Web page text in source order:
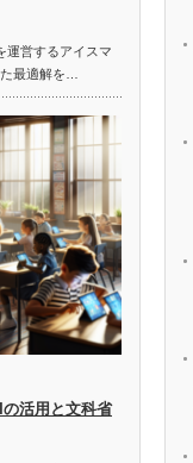
運営するアイスマ
最適解を…
活用と文科省